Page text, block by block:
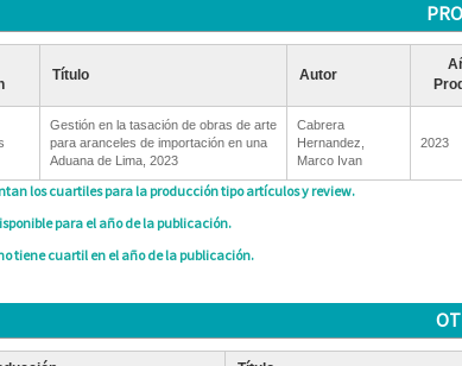
Título Autor
Gestión en la tasación de obras de arte
para aranceles de importación en una
Aduana de Lima, 2023
Cabrera
Hernandez,
Marco Ivan
2023
los cuartiles para la producción tipo artículos y review.
para el año de la publicación.
tiene cuartil en el año de la publicación.